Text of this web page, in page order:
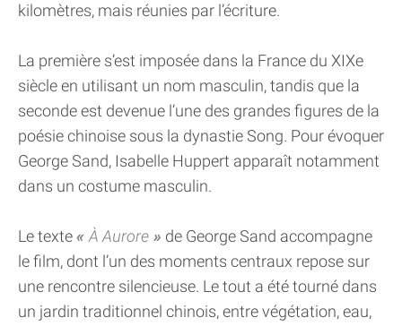
kilomètres, mais réunies par l’écriture.
La première s’est imposée dans la France du XIXe
siècle en utilisant un nom masculin, tandis que la
seconde est devenue l’une des grandes figures de la
poésie chinoise sous la dynastie Song. Pour évoquer
George Sand, Isabelle Huppert apparaît notamment
dans un costume masculin.
Le texte À Aurore
de George Sand accompagne
le film, dont l’un des moments centraux repose sur
une rencontre silencieuse. Le tout a été tourné dans
un jardin traditionnel chinois, entre végétation, eau,